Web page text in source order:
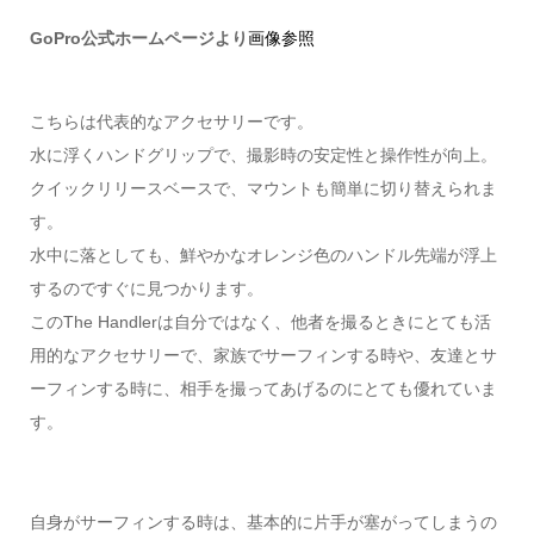
GoPro公式ホームページより画像参照
こちらは代表的なアクセサリーです。
水に浮くハンドグリップで、撮影時の安定性と操作性が向上。
クイックリリースベースで、マウントも簡単に切り替えられま
す。
水中に落としても、鮮やかなオレンジ色のハンドル先端が浮上
するのですぐに見つかります。
このThe Handlerは自分ではなく、他者を撮るときにとても活
用的なアクセサリーで、家族でサーフィンする時や、友達とサ
ーフィンする時に、相手を撮ってあげるのにとても優れていま
す。
自身がサーフィンする時は、基本的に片手が塞がってしまうの